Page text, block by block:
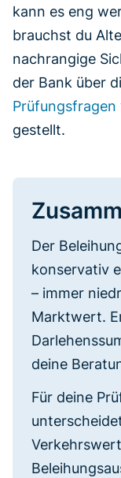
kann es eng
brauchst du
nachrangige
der Bank über
Prüfungsfragen
gestellt.
Der
konservativ
– immer
Marktwert.
deine
Für deine